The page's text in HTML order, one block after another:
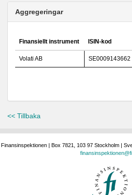
Aggregeringar
Finansiellt instrument ISIN-kod
Volati AB SE0009143662
<< Tillbaka
Finansinspektionen | Box 7821, 103 97 Stockholm |